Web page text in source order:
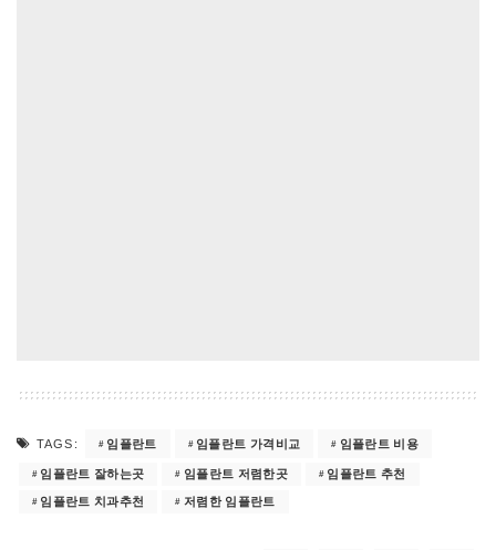
TAGS: 임플란트 임플란트 가격비교 임플란트 비용
임플란트 잘하는곳 임플란트 저렴한곳 임플란트 추천
임플란트 치과추천 저렴한 임플란트